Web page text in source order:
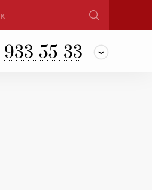
933-55-33